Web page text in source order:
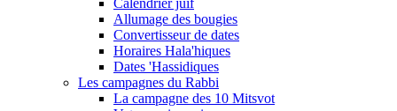
Calendrier juif
Allumage des bougies
Convertisseur de dates
Horaires Hala'hiques
Dates 'Hassidiques
Les campagnes du Rabbi
La campagne des 10 Mitsvot